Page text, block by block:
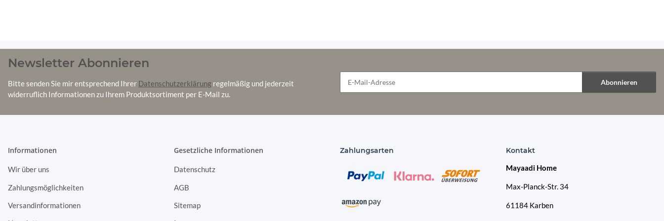
Palettenkissen Palettenauflage Palettensofa Euro
Sitzkissen 120x80x15 cm
Palettenpolster Kissen MH-DA-03 Dunkelgrau
Rückenkissen 120x40x10/20 cm
Newsletter Abonnieren
Bitte senden Sie mir entsprechend Ihrer Datenschutzerklärung regelmäßig und jederzeit
widerruflich Informationen zu Ihrem Produktsortiment per E-Mail zu.
Abonnieren
Informationen
Wir über uns
Zahlungsmöglichkeiten
Versandinformationen
Gesetzliche Informationen
Datenschutz
AGB
Sitemap
Zahlungsarten
Kontakt
Mayaadi Home
Max-Planck-Str. 34
61184 Karben